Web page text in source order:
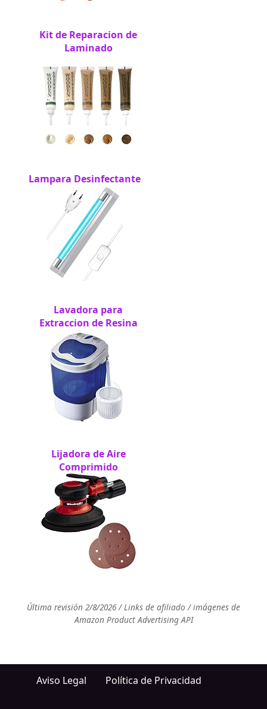
Kit de Reparacion de
Laminado
Lampara Desinfectante
Lavadora para
Extraccion de Resina
Lijadora de Aire
Comprimido
Última revisión 2/8/2026 / Links de afiliado / imágenes de
Amazon Product Advertising API
Aviso Legal Política de Privacidad